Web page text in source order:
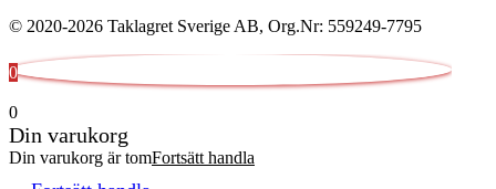
© 2020-2026 Taklagret Sverige AB, Org.Nr: 559249-7795
0
0
Din varukorg
Din varukorg är tomFortsätt handla